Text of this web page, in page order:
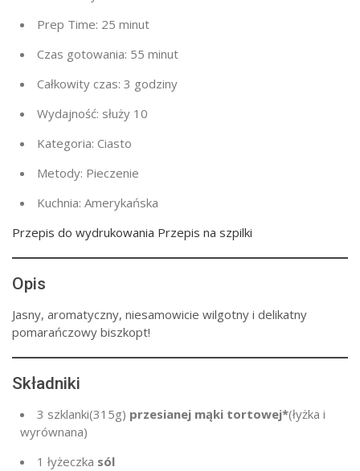
Prep Time: 25 minut
Czas gotowania: 55 minut
Całkowity czas: 3 godziny
Wydajność: służy 10
Kategoria: Ciasto
Metody: Pieczenie
Kuchnia: Amerykańska
Przepis do wydrukowania Przepis na szpilki
Opis
Jasny, aromatyczny, niesamowicie wilgotny i delikatny
pomarańczowy biszkopt!
Składniki
3 szklanki(315g) przesianej mąki tortowej*(łyżka i
wyrównana)
1 łyżeczka sól